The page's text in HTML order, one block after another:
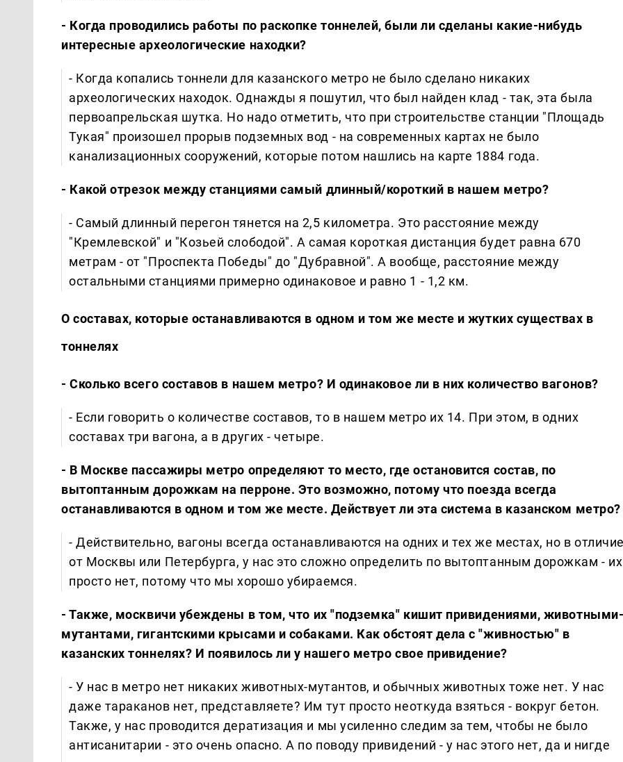
- Когда проводились работы по раскопке тоннелей, были ли сделаны какие-нибудь
интересные археологические находки?
- Когда копались тоннели для казанского метро не было сделано никаких
археологических находок. Однажды я пошутил, что был найден клад - так, эта была
первоапрельская шутка. Но надо отметить, что при строительстве станции "Площадь
Тукая" произошел прорыв подземных вод - на современных картах не было
канализационных сооружений, которые потом нашлись на карте 1884 года.
- Какой отрезок между станциями самый длинный/короткий в нашем метро?
- Самый длинный перегон тянется на 2,5 километра. Это расстояние между
"Кремлевской" и "Козьей слободой". А самая короткая дистанция будет равна 670
метрам - от "Проспекта Победы" до "Дубравной". А вообще, расстояние между
остальными станциями примерно одинаковое и равно 1 - 1,2 км.
О составах, которые останавливаются в одном и том же месте и жутких существах в
тоннелях
- Сколько всего составов в нашем метро? И одинаковое ли в них количество вагонов?
- Если говорить о количестве составов, то в нашем метро их 14. При этом, в одних
составах три вагона, а в других - четыре.
- В Москве пассажиры метро определяют то место, где остановится состав, по
вытоптанным дорожкам на перроне. Это возможно, потому что поезда всегда
останавливаются в одном и том же месте. Действует ли эта система в казанском метро?
- Действительно, вагоны всегда останавливаются на одних и тех же местах, но в
от Москвы или Петербурга, у нас это сложно определить по вытоптанным дорожкам - их
просто нет, потому что мы хорошо убираемся.
- Также, москвичи убеждены в том, что их "подземка" кишит привидениями,
мутантами, гигантскими крысами и собаками. Как обстоят дела с "живностью" в
казанских тоннелях? И появилось ли у нашего метро свое привидение?
- У нас в метро нет никаких животных-мутантов, и обычных животных тоже нет. У нас
даже тараканов нет, представляете? Им тут просто неоткуда взяться - вокруг бетон.
Также, у нас проводится дератизация и мы усиленно следим за тем, чтобы не было
антисанитарии - это очень опасно. А по поводу привидений - у нас этого нет, да и нигде